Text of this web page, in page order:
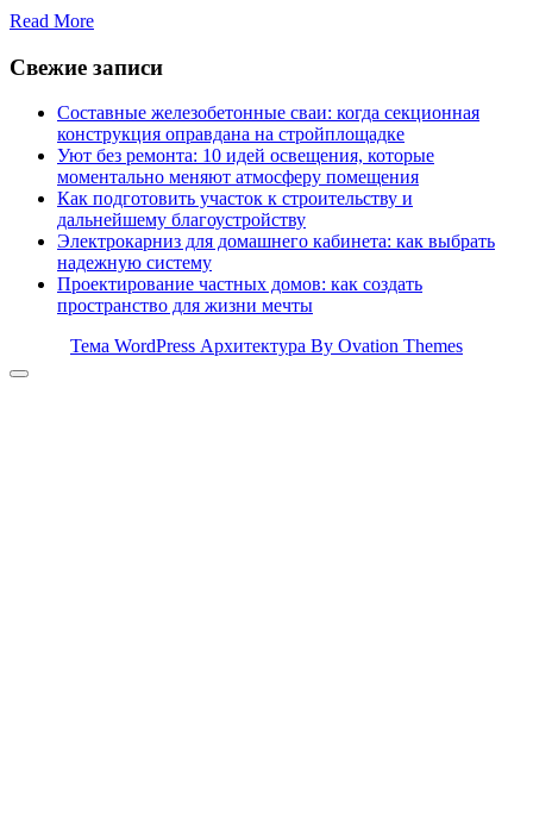
Read More
Свежие записи
Составные железобетонные сваи: когда секционная
конструкция оправдана на стройплощадке
Уют без ремонта: 10 идей освещения, которые
моментально меняют атмосферу помещения
Как подготовить участок к строительству и
дальнейшему благоустройству
Электрокарниз для домашнего кабинета: как выбрать
надежную систему
Проектирование частных домов: как создать
пространство для жизни мечты
Тема WordPress Архитектура By Ovation Themes